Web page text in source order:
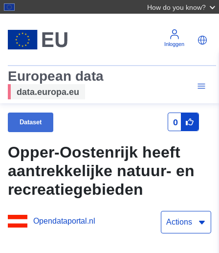
How do you know?
Inloggen
European data
data.europa.eu
Dataset 0
Opper-Oostenrijk heeft
aantrekkelijke natuur- en
recreatiegebieden
Opendataportal.nl Actions